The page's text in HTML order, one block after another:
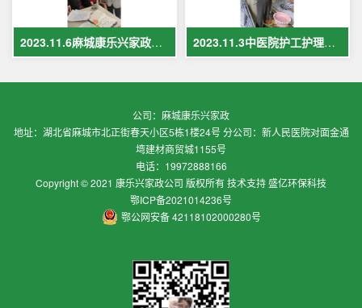
2023.11.6麻城康乐兴家政保姆案例 2023.11.3中医院护工护理案例
公司：麻城康乐兴家政
地址：湖北省麻城市北正街春天小区5栋1楼24号 分公司：新人民医院对面金通
塆建材商贸城1155号
电话：19972888166
Copyright © 2021 康乐兴家政公司 版权所有 技术支持 盛亿环保科技
鄂ICP备2021014236号
鄂公网安备 42118102000280号